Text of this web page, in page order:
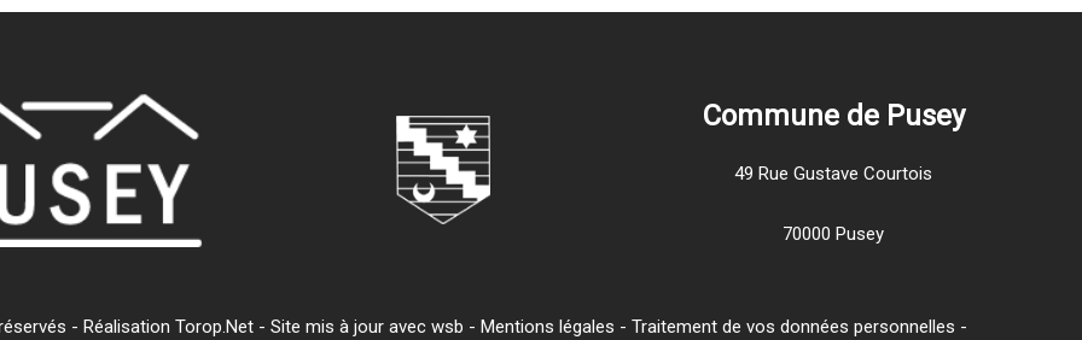
Commune de Pusey
49 Rue Gustave Courtois
70000 Pusey
- Réalisation Torop.Net - Site mis à jour avec wsb - Mentions légales - Traitement de vos données personnelles -